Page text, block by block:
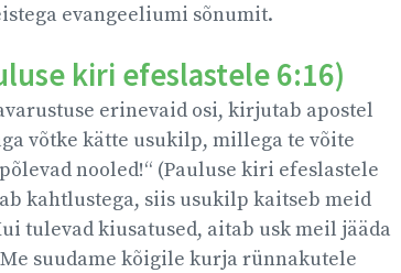
evangeeliumi sõnumit.
kiri efeslastele 6:16)
erinevaid osi, kirjutab apostel
võtke kätte usukilp, millega te võite
nooled!“ (Pauluse kiri efeslastele
kahtlustega, siis usukilp kaitseb meid
tulevad kiusatused, aitab usk meil jääda
suudame kõigile kurja rünnakutele